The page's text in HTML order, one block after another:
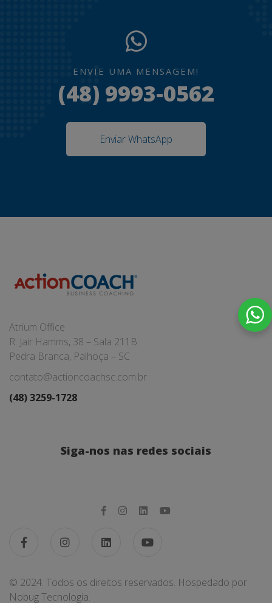
ENVIE UMA MENSAGEM!
(48) 9993-0562
Enviar WhatsApp
Atrium Office
R. Jair Hamms, 38 – Sala 211B
Pedra Branca, Palhoça – SC
contato@actioncoachsc.com.br
(48) 3259-1728
Siga-nos nas redes sociais
© 2024. Todos os direitos reservados. Hospedado por
Nobug Tecnologia.